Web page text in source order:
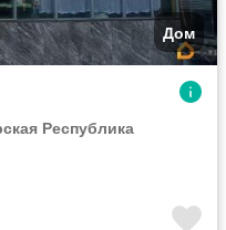
Дом
Республика